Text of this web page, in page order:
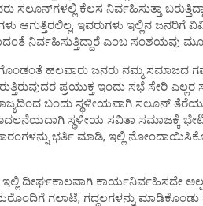
ಸಲೂನ್‍ಗಳಲ್ಲಿ ಕೆಲಸ ನಿರ್ವಹಿಸುತ್ತಾ
ಆಗುತ್ತಿರಲಿಲ್ಲ, ಇವರುಗಳು ಇಲ್ಲಿನ ಜನರಿಗೆ
ನಿರ್ವಹಿಸುತ್ತಿದ್ದಾರೆ ಎಂಬ ಸಂಶಯವು
ಹಲವಾರು ಜನರು ನಮ್ಮ ಸಮಾಜದ
ಪ್ರಯುಕ್ತ ಇಂದು ಸಭೆ ಸೇರಿ
ಬಂದು ಸ್ಥಳೀಯವಾಗಿ ಸಲೂನ್
ಸ್ಥಳೀಯ ಸವಿತಾ ಸಮಾಜಕ್ಕೆ
ಭರ್ತಿ ಮಾಡಿ, ಇಲ್ಲಿ
ಇಲ್ಲಿ ದೀರ್ಘಕಾಲವಾಗಿ
ಗಲಾಟೆ, ಗದ್ದಲಗಳನ್ನು ಮಾಡಿಕೊಂಡು